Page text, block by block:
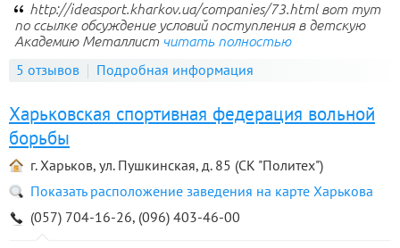
http://ideasport.kharkov.ua/companies/73.html вот тут
по ссылке обсуждение условий поступления в детскую
Академию Металлист читать полностью
5 отзывов Подробная информация
Харьковская спортивная федерация вольной
борьбы
г. Харьков, ул. Пушкинская, д. 85 (СК "Политех")
Показать расположение заведения на карте Харькова
(057) 704-16-26, (096) 403-46-00